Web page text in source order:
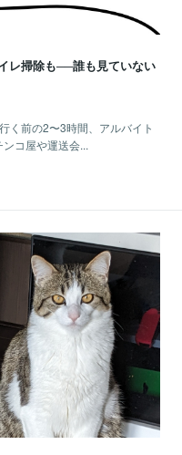
レ掃除も──誰も見ていない
く前の2〜3時間、アルバイト
コ屋や運送会...